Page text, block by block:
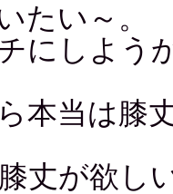
たい～。
にしよう
本当は膝
丈が欲し